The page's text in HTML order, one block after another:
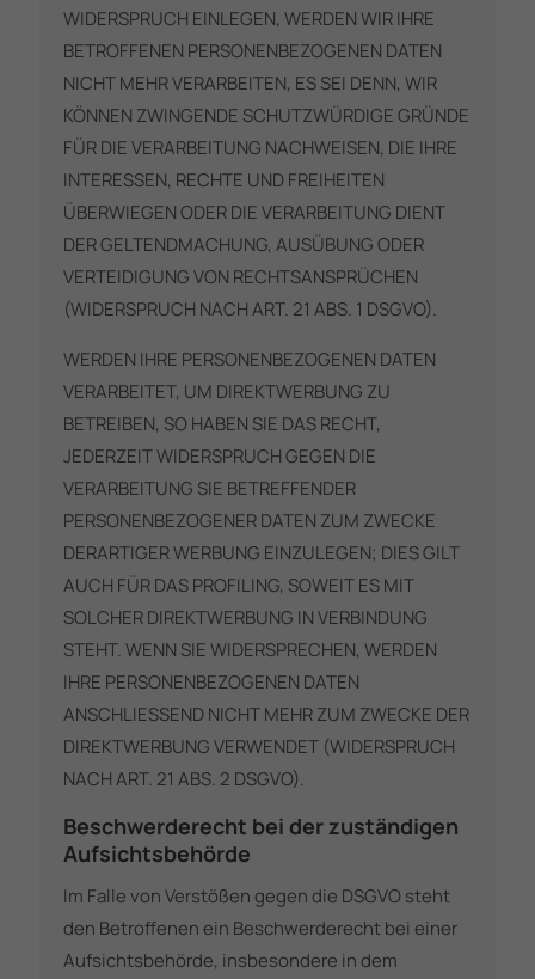
WIDERSPRUCH EINLEGEN, WERDEN WIR IHRE
BETROFFENEN PERSONENBEZOGENEN DATEN
NICHT MEHR VERARBEITEN, ES SEI DENN, WIR
KÖNNEN ZWINGENDE SCHUTZWÜRDIGE GRÜNDE
FÜR DIE VERARBEITUNG NACHWEISEN, DIE IHRE
INTERESSEN, RECHTE UND FREIHEITEN
ÜBERWIEGEN ODER DIE VERARBEITUNG DIENT
DER GELTENDMACHUNG, AUSÜBUNG ODER
VERTEIDIGUNG VON RECHTSANSPRÜCHEN
(WIDERSPRUCH NACH ART. 21 ABS. 1 DSGVO).
WERDEN IHRE PERSONENBEZOGENEN DATEN
VERARBEITET, UM DIREKTWERBUNG ZU
BETREIBEN, SO HABEN SIE DAS RECHT,
JEDERZEIT WIDERSPRUCH GEGEN DIE
VERARBEITUNG SIE BETREFFENDER
PERSONENBEZOGENER DATEN ZUM ZWECKE
DERARTIGER WERBUNG EINZULEGEN; DIES GILT
AUCH FÜR DAS PROFILING, SOWEIT ES MIT
SOLCHER DIREKTWERBUNG IN VERBINDUNG
STEHT. WENN SIE WIDERSPRECHEN, WERDEN
IHRE PERSONENBEZOGENEN DATEN
ANSCHLIESSEND NICHT MEHR ZUM ZWECKE DER
DIREKTWERBUNG VERWENDET (WIDERSPRUCH
NACH ART. 21 ABS. 2 DSGVO).
Beschwerde­recht bei der zuständigen
Aufsichts­behörde
Im Falle von Verstößen gegen die DSGVO steht
den Betroffenen ein Beschwerderecht bei einer
Aufsichtsbehörde, insbesondere in dem